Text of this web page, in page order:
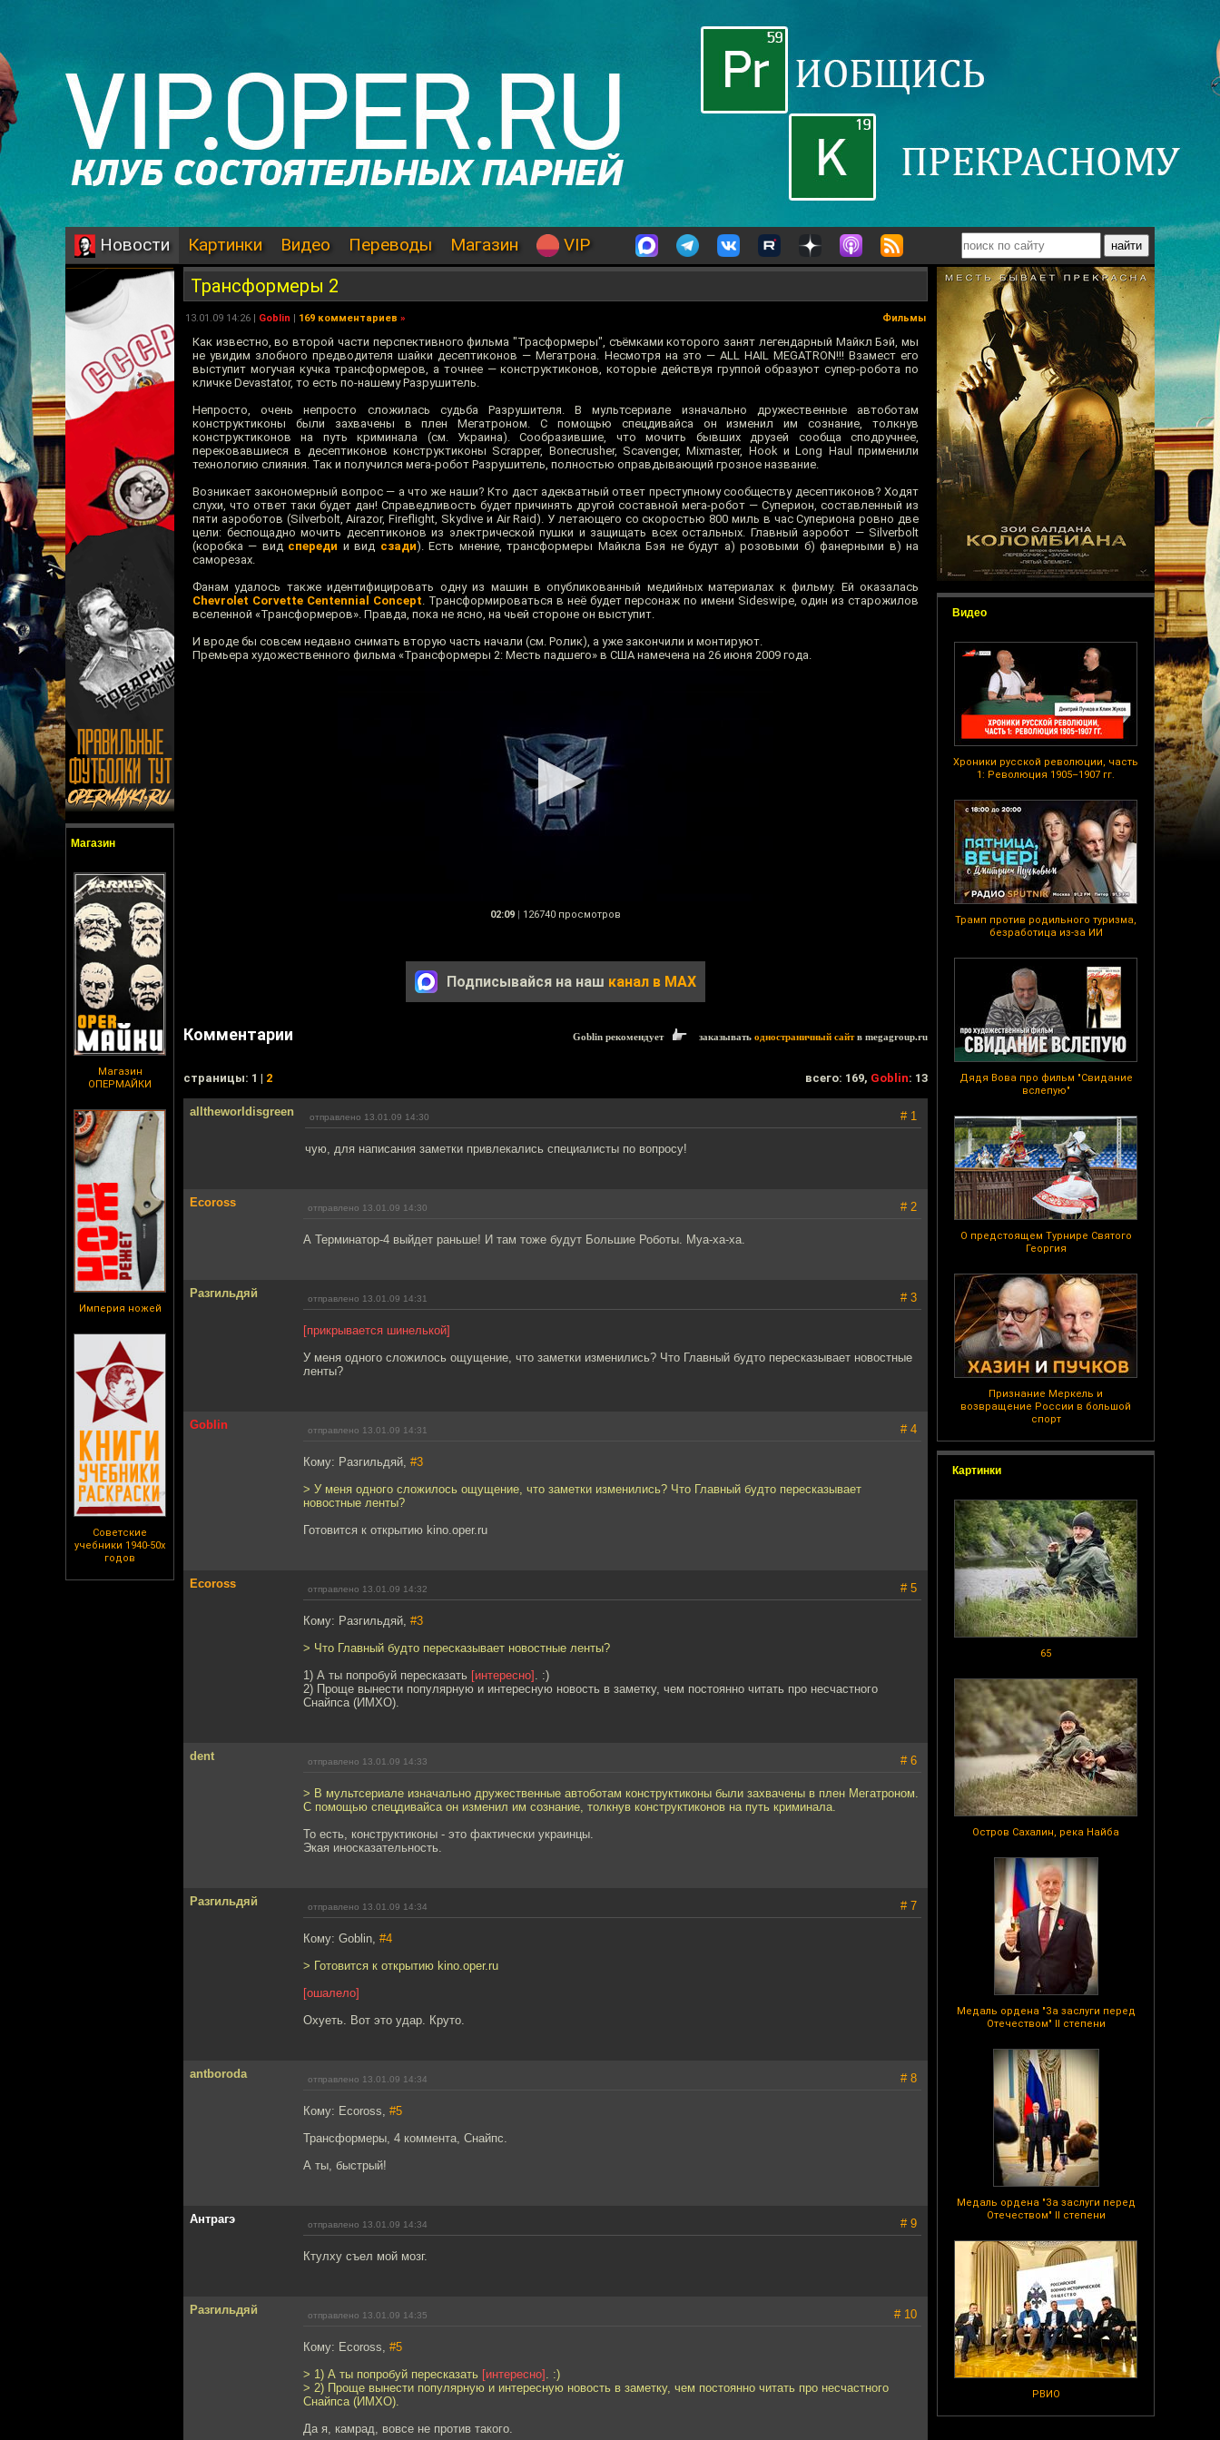
Новости Картинки Видео Переводы Магазин VIP
Магазин
Магазин
ОПЕРМАЙКИ
Империя ножей
Советские
учебники 1940-50х
годов
Видео
Хроники русской революции, часть
1: Революция 1905–1907 гг.
Трамп против родильного туризма,
безработица из-за ИИ
Дядя Вова про фильм "Свидание
вслепую"
О предстоящем Турнире Святого
Георгия
Признание Меркель и
возвращение России в большой
спорт
Картинки
65
Остров Сахалин, река Найба
Медаль ордена "За заслуги перед
Отечеством" II степени
Медаль ордена "За заслуги перед
Отечеством" II степени
РВИО
Трансформеры 2
13.01.09 14:26 | Goblin | 169 комментариев » Фильмы
Как известно, во второй части перспективного фильма "Трасформеры", съёмками которого занят легендарный Майкл Бэй, мы
не увидим злобного предводителя шайки десептиконов — Мегатрона. Несмотря на это — ALL HAIL MEGATRON!!! Взамест его
выступит могучая кучка трансформеров, а точнее — конструктиконов, которые действуя группой образуют супер-робота по
кличке Devastator, то есть по-нашему Разрушитель.
Непросто, очень непросто сложилась судьба Разрушителя. В мультсериале изначально дружественные автоботам
конструктиконы были захвачены в плен Мегатроном. С помощью спецдивайса он изменил им сознание, толкнув
конструктиконов на путь криминала (см. Украина). Сообразившие, что мочить бывших друзей сообща сподручнее,
перековавшиеся в десептиконов конструктиконы Scrapper, Bonecrusher, Scavenger, Mixmaster, Hook и Long Haul применили
технологию слияния. Так и получился мега-робот Разрушитель, полностью оправдывающий грозное название.
Возникает закономерный вопрос — а что же наши? Кто даст адекватный ответ преступному сообществу десептиконов? Ходят
слухи, что ответ таки будет дан! Справедливость будет причинять другой составной мега-робот — Суперион, составленный из
пяти аэроботов (Silverbolt, Airazor, Fireflight, Skydive и Air Raid). У летающего со скоростью 800 миль в час Супериона ровно две
цели: беспощадно мочить десептиконов из электрической пушки и защищать всех остальных. Главный аэробот — Silverbolt
(коробка — вид спереди и вид сзади). Есть мнение, трансформеры Майкла Бэя не будут а) розовыми б) фанерными в) на
саморезах.
Фанам удалось также идентифицировать одну из машин в опубликованный медийных материалах к фильму. Ей оказалась
Chevrolet Corvette Centennial Concept. Трансформироваться в неё будет персонаж по имени Sideswipe, один из старожилов
вселенной «Трансформеров». Правда, пока не ясно, на чьей стороне он выступит.
И вроде бы совсем недавно снимать вторую часть начали (см. Ролик), а уже закончили и монтируют.
Премьера художественного фильма «Трансформеры 2: Месть падшего» в США намечена на 26 июня 2009 года.
02:09 | 126740 просмотров
Подписывайся на наш канал в MAX
Комментарии Goblin рекомендует заказывать одностраничный сайтв megagroup.ru
cтраницы: 1 | 2 всего: 169, Goblin: 13
alltheworldisgreen отправлено 13.01.09 14:30 # 1
чую, для написания заметки привлекались специалисты по вопросу!
Ecoross отправлено 13.01.09 14:30 # 2
А Терминатор-4 выйдет раньше! И там тоже будут Большие Роботы. Муа-ха-ха.
Разгильдяй отправлено 13.01.09 14:31 # 3
[прикрывается шинелькой]
У меня одного сложилось ощущение, что заметки изменились? Что Главный будто пересказывает новостные
ленты?
Goblin отправлено 13.01.09 14:31 # 4
Кому: Разгильдяй, #3
> У меня одного сложилось ощущение, что заметки изменились? Что Главный будто пересказывает
новостные ленты?
Готовится к открытию kino.oper.ru
Ecoross отправлено 13.01.09 14:32 # 5
Кому: Разгильдяй, #3
> Что Главный будто пересказывает новостные ленты?
1) А ты попробуй пересказать [интересно] . :)
2) Проще вынести популярную и интересную новость в заметку, чем постоянно читать про несчастного
Снайпса (ИМХО).
dent отправлено 13.01.09 14:33 # 6
> В мультсериале изначально дружественные автоботам конструктиконы были захвачены в плен Мегатроном.
С помощью спецдивайса он изменил им сознание, толкнув конструктиконов на путь криминала.
То есть, конструктиконы - это фактически украинцы.
Экая иносказательность.
Разгильдяй отправлено 13.01.09 14:34 # 7
Кому: Goblin, #4
> Готовится к открытию kino.oper.ru
[ошалело]
Охуеть. Вот это удар. Круто.
antboroda отправлено 13.01.09 14:34 # 8
Кому: Ecoross, #5
Трансформеры, 4 коммента, Снайпс.
А ты, быстрый!
Антрагэ отправлено 13.01.09 14:34 # 9
Ктулху съел мой мозг.
Разгильдяй отправлено 13.01.09 14:35 # 10
Кому: Ecoross, #5
> 1) А ты попробуй пересказать [интересно] . :)
> 2) Проще вынести популярную и интересную новость в заметку, чем постоянно читать про несчастного
Снайпса (ИМХО).
Да я, камрад, вовсе не против такого.